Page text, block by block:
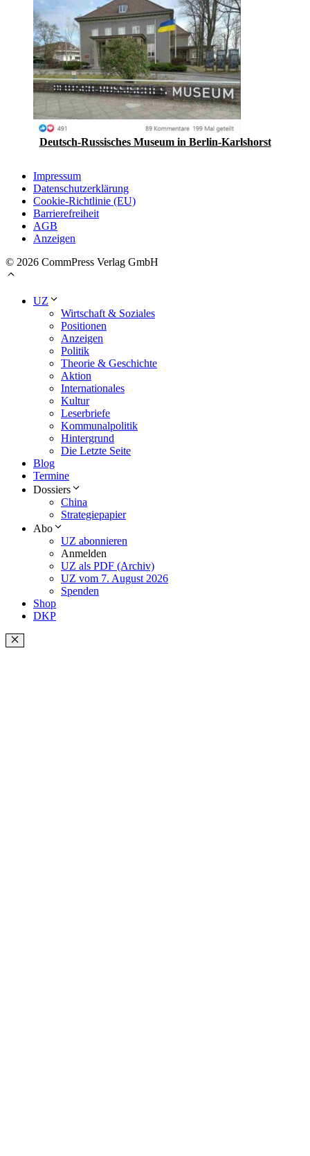
Deutsch-Russisches Museum in Berlin-Karlshorst
Impressum
Datenschutzerklärung
Cookie-Richtlinie (EU)
Barrierefreiheit
AGB
Anzeigen
© 2026 CommPress Verlag GmbH
UZ
Wirtschaft & Soziales
Positionen
Anzeigen
Politik
Theorie & Geschichte
Aktion
Internationales
Kultur
Leserbriefe
Kommunalpolitik
Hintergrund
Die Letzte Seite
Blog
Termine
Dossiers
China
Strategiepapier
Abo
UZ abonnieren
Anmelden
UZ als PDF (Archiv)
UZ vom 7. August 2026
Spenden
Shop
DKP
Schließen